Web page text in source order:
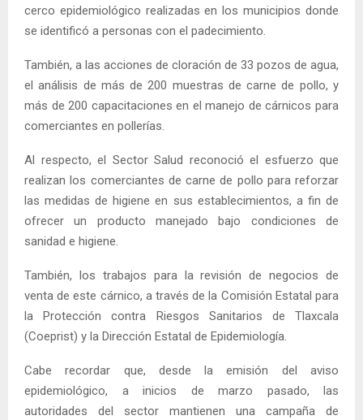
cerco epidemiológico realizadas en los municipios donde
se identificó a personas con el padecimiento.
También, a las acciones de cloración de 33 pozos de agua,
el análisis de más de 200 muestras de carne de pollo, y
más de 200 capacitaciones en el manejo de cárnicos para
comerciantes en pollerías.
Al respecto, el Sector Salud reconoció el esfuerzo que
realizan los comerciantes de carne de pollo para reforzar
las medidas de higiene en sus establecimientos, a fin de
ofrecer un producto manejado bajo condiciones de
sanidad e higiene.
También, los trabajos para la revisión de negocios de
venta de este cárnico, a través de la Comisión Estatal para
la Protección contra Riesgos Sanitarios de Tlaxcala
(Coeprist) y la Dirección Estatal de Epidemiología.
Cabe recordar que, desde la emisión del aviso
epidemiológico, a inicios de marzo pasado, las
autoridades del sector mantienen una campaña de